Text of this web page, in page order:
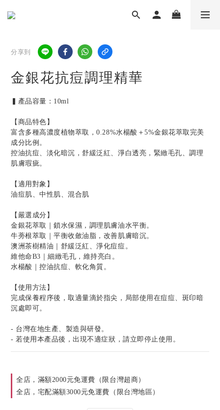
分享到
金銀花抗痘調理精華
▍產品容量：10ml
【商品特色】
富含多種高濃度植物萃取，0.28%水楊酸＋5%金銀花萃取完美
成分比例。
控油抗痘、淡化暗沉，舒緩泛紅、淨白透亮，緊緻毛孔、調理
肌膚瑕疵。
【適用對象】
油痘肌、中性肌、混合肌
【嚴選成分】
金銀花萃取｜鎖水保濕，調理肌膚油水平衡。
牛蒡根萃取｜平衡收斂油脂，改善肌膚暗沉。
澳洲茶樹精油｜舒緩泛紅、淨化痘痘。
維他命B3｜細緻毛孔，維持亮白。
水楊酸｜控油抗痘、軟化角質。
【使用方法】
完成保養程序後，取適量滴於指尖，局部使用在痘痘、斑印暗
沉處即可。
- 台灣在地生產、製造與研發。
- 若使用本產品後，出現不適症狀，請立即停止使用。
全店，滿額2000元免運費（限台灣超商）
全店，宅配滿額3000元免運費（限台灣地區）